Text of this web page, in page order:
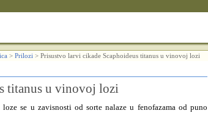
> Prilozi > Prisustvo larvi cikade Scaphoideus titanus u vinovoj lozi
titanus u vinovoj lozi
se u zavisnosti od sorte nalaze u fenofazama od puno